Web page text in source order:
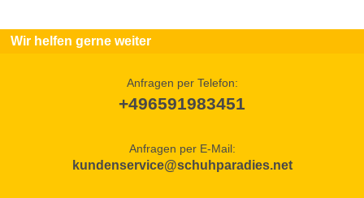
Wir helfen gerne weiter
Anfragen per Telefon:
+496591983451
Anfragen per E-Mail:
kundenservice@schuhparadies.net